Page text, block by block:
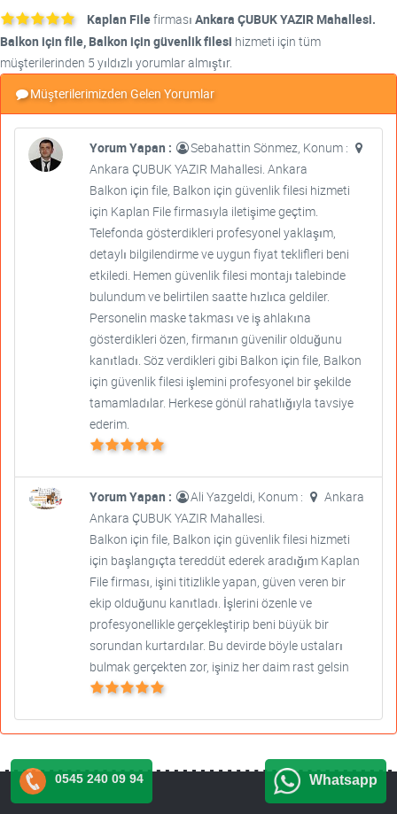
Kaplan Filefirması Ankara ÇUBUK YAZIR Mahallesi.
Balkon için file, Balkon için güvenlik filesi hizmeti için tüm
müşterilerinden 5 yıldızlı yorumlar almıştır.
Müşterilerimizden Gelen Yorumlar
Yorum Yapan :
Sebahattin Sönmez, Konum :
Ankara ÇUBUK YAZIR Mahallesi. Ankara
Balkon için file, Balkon için güvenlik filesi hizmeti
için Kaplan File firmasıyla iletişime geçtim.
Telefonda gösterdikleri profesyonel yaklaşım,
detaylı bilgilendirme ve uygun fiyat teklifleri beni
etkiledi. Hemen güvenlik filesi montajı talebinde
bulundum ve belirtilen saatte hızlıca geldiler.
Personelin maske takması ve iş ahlakına
gösterdikleri özen, firmanın güvenilir olduğunu
kanıtladı. Söz verdikleri gibi Balkon için file, Balkon
için güvenlik filesi işlemini profesyonel bir şekilde
tamamladılar. Herkese gönül rahatlığıyla tavsiye
ederim.
Yorum Yapan : Ali Yazgeldi, Konum :
Ankara
Ankara ÇUBUK YAZIR Mahallesi.
Balkon için file, Balkon için güvenlik filesi hizmeti
için başlangıçta tereddüt ederek aradığım Kaplan
File firması, işini titizlikle yapan, güven veren bir
ekip olduğunu kanıtladı. İşlerini özenle ve
profesyonellikle gerçekleştirip beni büyük bir
sorundan kurtardılar. Bu devirde böyle ustaları
bulmak gerçekten zor, işiniz her daim rast gelsin
0545 240 09 94 Whatsapp